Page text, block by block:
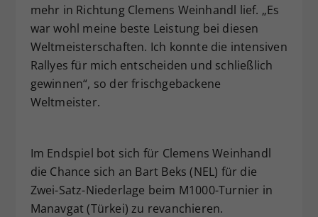
mehr in Richtung Clemens Weinhandl lief. „Es
war wohl meine beste Leistung bei diesen
Weltmeisterschaften. Ich konnte die intensiven
Rallyes für mich entscheiden und schließlich
gewinnen“, so der frischgebackene
Weltmeister.
Im Endspiel bot sich für Clemens Weinhandl
die Chance sich an Bart Beks (NEL) für die
Zwei-Satz-Niederlage beim M1000-Turnier in
Manavgat (Türkei) zu revanchieren.